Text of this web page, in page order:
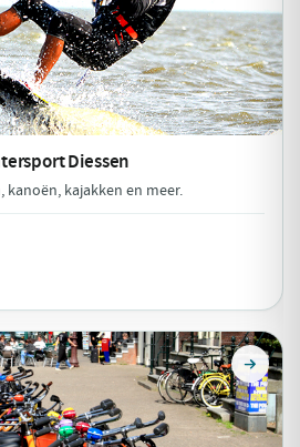
Diessen
kanoën, kajakken en meer.